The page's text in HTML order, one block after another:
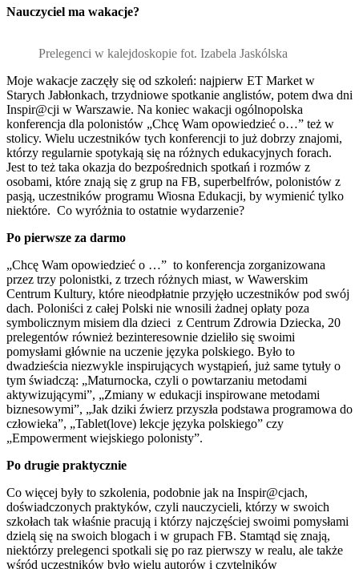
Nauczyciel ma wakacje?
Prelegenci w kalejdoskopie fot. Izabela Jaskólska
Moje wakacje zaczęły się od szkoleń: najpierw ET Market w
Starych Jabłonkach, trzydniowe spotkanie anglistów, potem dwa dni
Inspir@cji w Warszawie. Na koniec wakacji ogólnopolska
konferencja dla polonistów „Chcę Wam opowiedzieć o…” też w
stolicy. Wielu uczestników tych konferencji to już dobrzy znajomi,
którzy regularnie spotykają się na różnych edukacyjnych forach.
Jest to też taka okazja do bezpośrednich spotkań i rozmów z
osobami, które znają się z grup na FB, superbelfrów, polonistów z
pasją, uczestników programu Wiosna Edukacji, by wymienić tylko
niektóre. Co wyróżnia to ostatnie wydarzenie?
Po pierwsze za darmo
„Chcę Wam opowiedzieć o …” to konferencja zorganizowana
przez trzy polonistki, z trzech różnych miast, w Wawerskim
Centrum Kultury, które nieodpłatnie przyjęło uczestników pod swój
dach. Poloniści z całej Polski nie wnosili żadnej opłaty poza
symbolicznym misiem dla dzieci z Centrum Zdrowia Dziecka, 20
prelegentów również bezinteresownie dzieliło się swoimi
pomysłami głównie na uczenie języka polskiego. Było to
dwadzieścia niezwykle inspirujących wystąpień, już same tytuły o
tym świadczą: „Maturnocka, czyli o powtarzaniu metodami
aktywizującymi”, „Zmiany w edukacji inspirowane metodami
biznesowymi”, „Jak dziki źwierz przyszła podstawa programowa do
człowieka”, „Tablet(love) lekcje języka polskiego” czy
„Empowerment wiejskiego polonisty”.
Po drugie praktycznie
Co więcej były to szkolenia, podobnie jak na Inspir@cjach,
doświadczonych praktyków, czyli nauczycieli, którzy w swoich
szkołach tak właśnie pracują i którzy najczęściej swoimi pomysłami
dzielą się na swoich blogach i w grupach FB. Stamtąd się znają,
niektórzy prelegenci spotkali się po raz pierwszy w realu, ale także
wśród uczestników było wielu autorów i czytelników